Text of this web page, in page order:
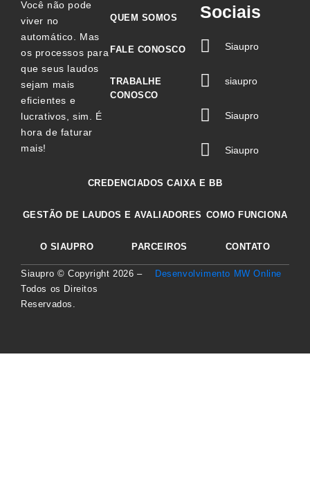
CREDENCIADOS CAIXA E BB
GESTÃO DE LAUDOS E AVALIADORES COMO FUNCIONA
O SIAUPRO PARCEIROS CONTATO
Você não pode
viver no
automático. Mas
os processos para
que seus laudos
sejam mais
eficientes e
lucrativos, sim. É
hora de faturar
mais!
QUEM SOMOS
FALE CONOSCO
TRABALHE
CONOSCO
Sociais
Siaupro
siaupro
Siaupro
Siaupro
Siaupro © Copyright 2026 –
Todos os Direitos
Reservados.
Desenvolvimento MW Online